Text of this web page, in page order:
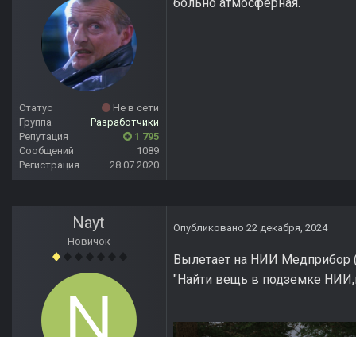
Статус
Не в сети
Группа
Разработчики
Репутация
1 795
Сообщений
1089
Регистрация
28.07.2020
Nayt
Новичок
Опубликовано 22 декабря, 2024
Вылетает на НИИ Медприбор
"Найти вещь в подземке